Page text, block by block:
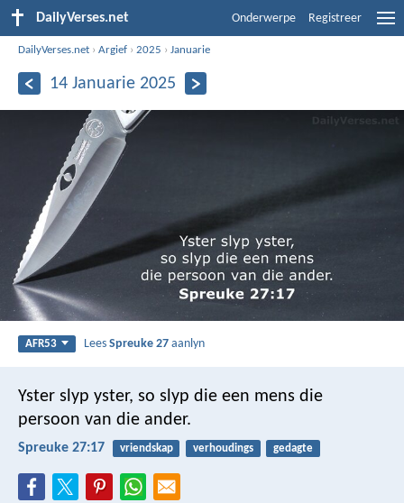
DailyVerses.net Onderwerpe Registreer
DailyVerses.net ›Argief ›2025 ›Januarie
14 Januarie 2025
AFR53 LeesSpreuke 27 aanlyn
Yster slyp yster, so slyp die een mens die
persoon van die ander.
Spreuke 27:17 vriendskap verhoudings gedagte